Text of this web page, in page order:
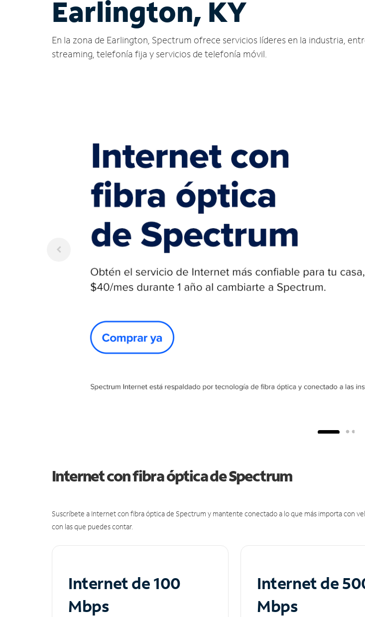
Earlington, KY
En la zona de Earlington, Spectrum ofrece servicios líderes en la industria,
streaming, telefonía fija y servicios de telefonía móvil.
Internet con fibra óptica de Spectrum
Suscríbete a Internet con fibra óptica de Spectrum y mantente conectado a lo que más importa con
con las que puedes contar.
Internet de 100
Mbps
Internet de
Mbps